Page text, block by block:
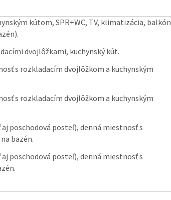
kútom, SPR+WC, TV, klimatizácia, balkón
dvojlôžkami, kuchynský kút.
s rozkladacím dvojlôžkom a kuchynským
s rozkladacím dvojlôžkom a kuchynským
poschodová posteľ), denná miestnosť s
bazén.
poschodová posteľ), denná miestnosť s